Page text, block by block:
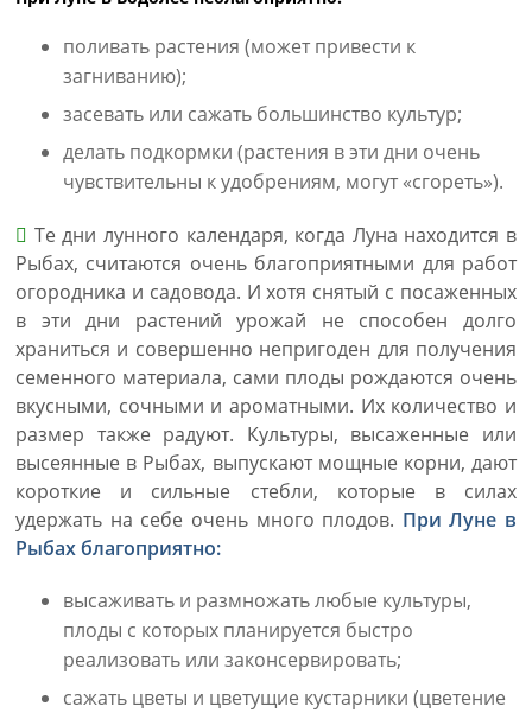
поливать растения (может привести к
загниванию);
засевать или сажать большинство культур;
делать подкормки (растения в эти дни очень
чувствительны к удобрениям, могут «сгореть»).
Те дни лунного календаря, когда Луна находится в
Рыбах, считаются очень благоприятными для работ
огородника и садовода. И хотя снятый с посаженных
в эти дни растений урожай не способен долго
храниться и совершенно непригоден для получения
семенного материала, сами плоды рождаются очень
вкусными, сочными и ароматными. Их количество и
размер также радуют. Культуры, высаженные или
высеянные в Рыбах, выпускают мощные корни, дают
короткие и сильные стебли, которые в силах
удержать на себе очень много плодов. При Луне в
Рыбах благоприятно:
высаживать и размножать любые культуры,
плоды с которых планируется быстро
реализовать или законсервировать;
сажать цветы и цветущие кустарники (цветение